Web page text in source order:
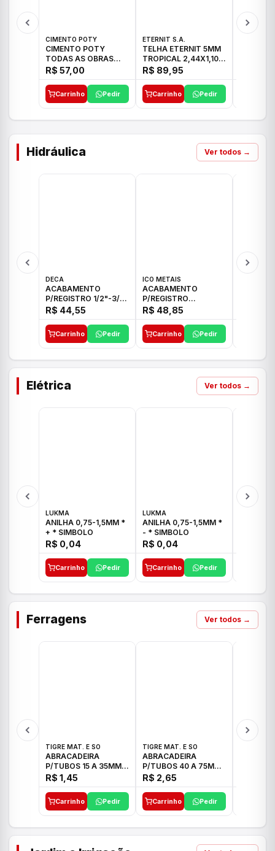
CIMENTO POTY
CIMENTO POTY
TODAS AS OBRAS
50KG CP-II F/32
R$ 57,00
Carrinho Pedir
ETERNIT S.A.
TELHA ETERNIT 5MM
TROPICAL 2,44X1,10
27,10KG
R$ 89,95
Carrinho Pedir
Hidráulica Ver todos →
DECA
ACABAMENTO
P/REGISTRO 1/2"-3/4"
E 1"C21.PQ DECA
R$ 44,55
Carrinho Pedir
ICO METAIS
ACABAMENTO
P/REGISTRO
1/2"-3/4"-1" ACB M
CS 33 ICO
R$ 48,85
Carrinho Pedir
Elétrica Ver todos →
LUKMA
ANILHA 0,75-1,5MM *
+ * SIMBOLO
R$ 0,04
Carrinho Pedir
LUKMA
ANILHA 0,75-1,5MM *
- * SIMBOLO
R$ 0,04
Carrinho Pedir
Ferragens Ver todos →
TIGRE MAT. E SO
ABRACADEIRA
P/TUBOS 15 A 35MM
TIGRE
R$ 1,45
Carrinho Pedir
TIGRE MAT. E SO
ABRACADEIRA
P/TUBOS 40 A 75MM
TIGRE
R$ 2,65
Carrinho Pedir